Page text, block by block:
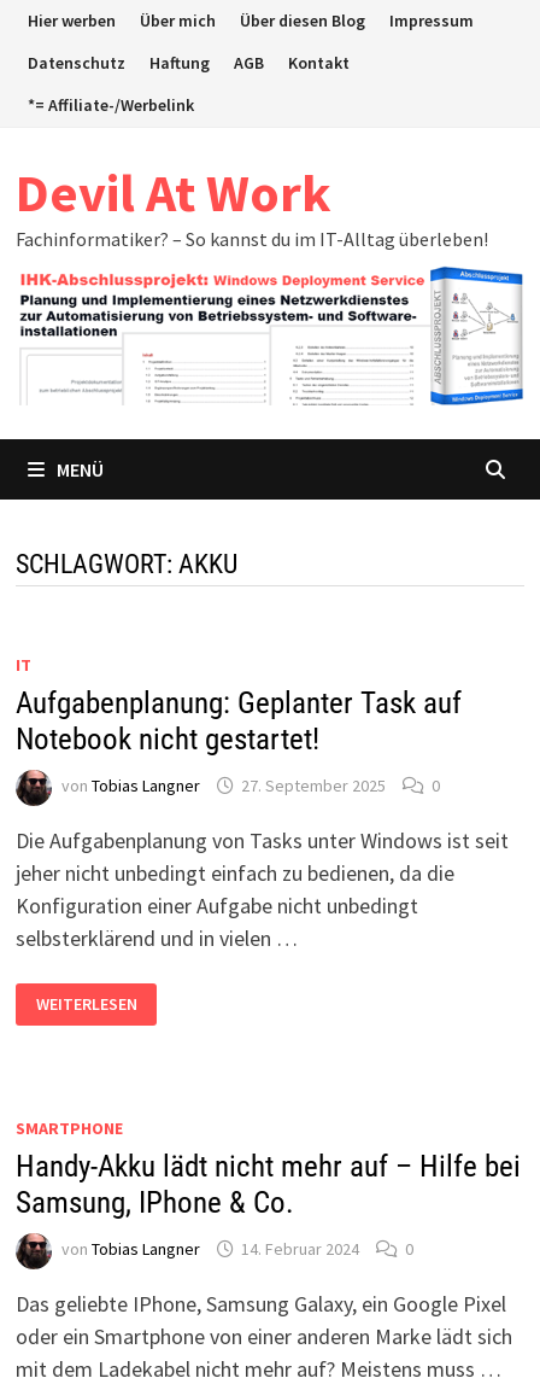
ZumHier werben Über mich Über diesen Blog
Impressum
Datenschutz
Haftung AGB
Kontakt
*= Affiliate-/Werbelink
Devil At Work
Fachinformatiker? – So kannst du im IT-Alltag überleben!
MENÜ
SCHLAGWORT: AKKU
IT
Aufgabenplanung: Geplanter Task auf
Notebook nicht gestartet!
von Tobias Langner 27. September 2025 0
Die Aufgabenplanung von Tasks unter Windows ist seit
jeher nicht unbedingt einfach zu bedienen, da die
Konfiguration einer Aufgabe nicht unbedingt
selbsterklärend und in vielen …
AUFGABENPLANUNG:
GEPLANTER
TASK
WEITERLESEN
SMARTPHONE
Handy-Akku lädt nicht mehr auf – Hilfe bei
Samsung, IPhone & Co.
von Tobias Langner 14. Februar 2024 0
Das geliebte IPhone, Samsung Galaxy, ein Google Pixel
oder ein Smartphone von einer anderen Marke lädt sich
mit dem Ladekabel nicht mehr auf? Meistens muss …